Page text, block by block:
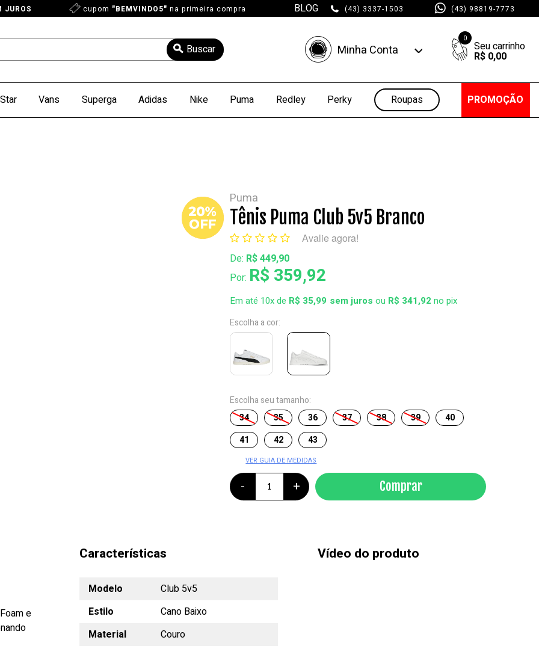
JUROS cupom "BEMVINDO5" na primeira compra BLOG (43) 3337-1503 (43) 98819-7773
Minha Conta
Minhas Compras
0
R$ 0,00
Vans Superga Adidas Nike Puma Redley Perky Roupas PROMOÇÃO
Puma
Tênis Puma Club 5v5 Branco
Avalie agora!
De: R$ 449,90
Por: R$ 359,92
Em até 10x de R$ 35,99 ou R$ 341,92 no pix
Escolha a cor:
Escolha seu tamanho:
34
35 36 37 38 39
40
41
42 43
VER GUIA DE MEDIDAS
- + Comprar
e
Características
Modelo
Club 5v5
Estilo
Cano Baixo
Material
Couro
Vídeo do produto